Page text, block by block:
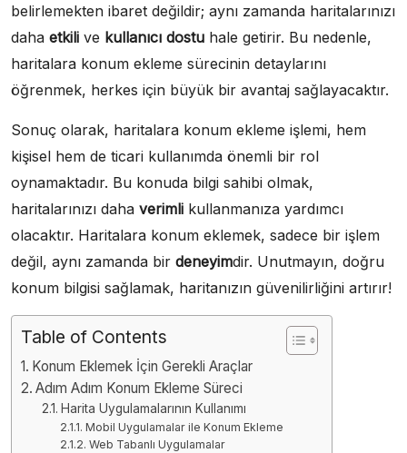
belirlemekten ibaret değildir; aynı zamanda haritalarınızı
daha etkili ve kullanıcı dostu hale getirir. Bu nedenle,
haritalara konum ekleme sürecinin detaylarını
öğrenmek, herkes için büyük bir avantaj sağlayacaktır.
Sonuç olarak, haritalara konum ekleme işlemi, hem
kişisel hem de ticari kullanımda önemli bir rol
oynamaktadır. Bu konuda bilgi sahibi olmak,
haritalarınızı daha verimli kullanmanıza yardımcı
olacaktır. Haritalara konum eklemek, sadece bir işlem
değil, aynı zamanda bir deneyimdir. Unutmayın, doğru
konum bilgisi sağlamak, haritanızın güvenilirliğini artırır!
Table of Contents
Konum Eklemek İçin Gerekli Araçlar
Adım Adım Konum Ekleme Süreci
Harita Uygulamalarının Kullanımı
Mobil Uygulamalar ile Konum Ekleme
Web Tabanlı Uygulamalar